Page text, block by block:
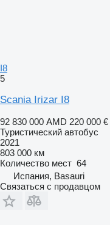
I8
5
Scania Irizar I8
92 830 000 AMD 220 000 €
Туристический автобус
2021
803 000 км
Количество мест 64
Испания, Basauri
Связаться с продавцом